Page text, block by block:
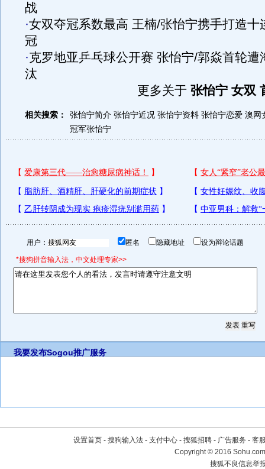
战
·女双夺冠系数最高 王楠/张怡宁携手打造十
冠
·克罗地亚乒乓球公开赛 张怡宁/郭焱首轮遭
汰
更多关于 张怡宁 女双
相关搜索： 张怡宁简介 张怡宁近况 张怡宁资料 张怡宁恋爱 澳网
冠军张怡宁
用户： 匿名 隐藏地址 设为辩论话题
*搜狗拼音输入法，中文处理专家>>
我要发布Sogou推广服务
设置首页 - 搜狗输入法 - 支付中心 - 搜狐招聘 - 广告服务 - 客
Copyright©2016
搜狐不良信息举